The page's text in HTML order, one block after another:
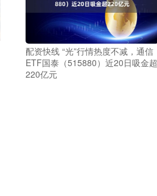
配资快线 “光”行情热度不减，通信
ETF国泰（515880）近20日吸金超
220亿元